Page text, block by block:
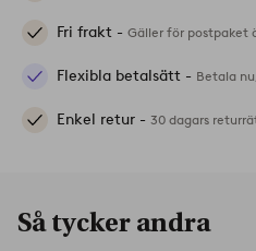
Fri frakt - Gäller för postpaket
Flexibla betalsätt - Betala
Enkel retur - 30 dagars
Så tycker andra